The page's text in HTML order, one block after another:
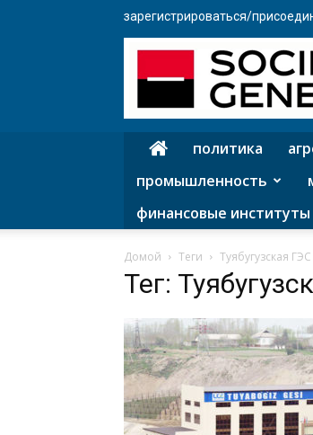
зарегистрироваться/
политика
промышленность
финансовые институты
Домой Теги Туябугузская ГЭС
Тег: